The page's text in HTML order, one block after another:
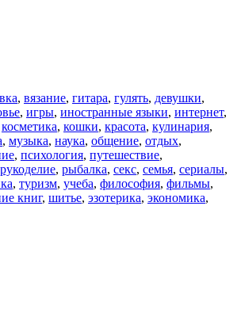
, вязание, гитара, гулять, девушки,
, игры, иностранные языки, интернет,
косметика, кошки, красота, кулинария,
, музыка, наука, общение, отдых,
, психология, путешествие,
рукоделие, рыбалка, секс, семья, сериалы,
, туризм, учеба, философия, фильмы,
книг, шитье, эзотерика, экономика,